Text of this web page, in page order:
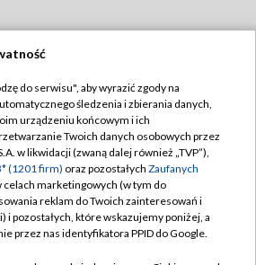
TVP
TVP
Cyfrowa
Regulamin TVP
prywatności
Moje zgody
Pomoc
do serwisu", aby wyrazić zgody na
śledzenia i zbierania danych,
urządzeniu końcowym i ich
Twoich danych osobowych przez
w likwidacji (zwaną dalej również „TVP”),
(1201 firm) oraz pozostałych Zaufanych
celach marketingowych (w tym do
reklam do Twoich zainteresowań i
i pozostałych, które wskazujemy poniżej, a
przez nas identyfikatora PPID do Google.